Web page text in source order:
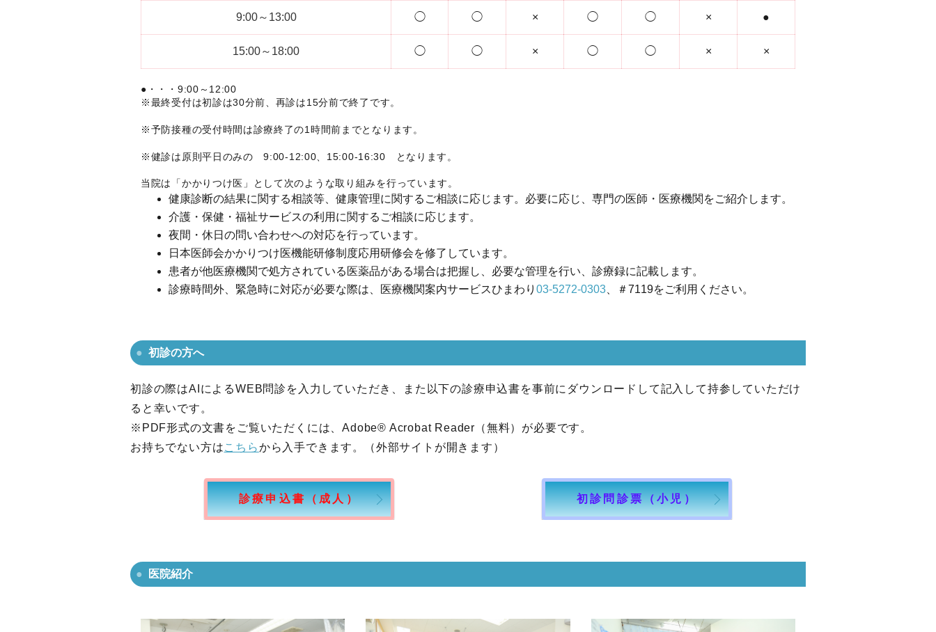
9:00～13:00 ◯ ◯ × ◯ ◯ × ●
15:00～18:00 ◯ ◯ × ◯ ◯ × ×
●・・・9:00～12:00
※最終受付は初診は30分前、再診は15分前で終了です。
※予防接種の受付時間は診療終了の1時間前までとなります。
※健診は原則平日のみの 9:00-12:00、15:00-16:30 となります。
当院は「かかりつけ医」として次のような取り組みを行っています。
健康診断の結果に関する相談等、健康管理に関するご相談に応じます。必要に応じ、専門の医師・医療機関をご紹介します。
介護・保健・福祉サービスの利用に関するご相談に応じます。
夜間・休日の問い合わせへの対応を行っています。
日本医師会かかりつけ医機能研修制度応用研修会を修了しています。
患者が他医療機関で処方されている医薬品がある場合は把握し、必要な管理を行い、診療録に記載します。
診療時間外、緊急時に対応が必要な際は、医療機関案内サービスひまわり 03-5272-0303 、＃7119をご利用ください。
初診の方へ
初診の際はAIによるWEB問診を入力していただき、また以下の診療申込書を事前にダウンロードして記入して持参していただけ
ると幸いです。
※PDF形式の文書をご覧いただくには、Adobe® Acrobat Reader（無料）が必要です。
お持ちでない方はこちらから入手できます。（外部サイトが開きます）
診療申込書（成人） 初診問診票（小児）
医院紹介